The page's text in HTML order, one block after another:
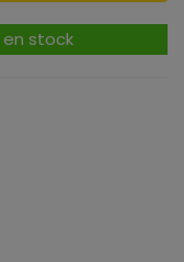
en stock